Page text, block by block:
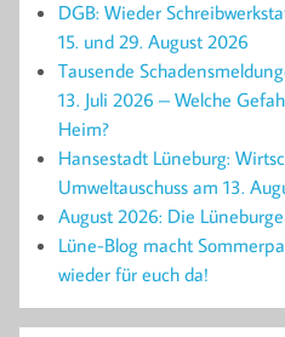
DGB: Wieder
15. und 29. August 2026
Tausende
13. Juli 2026 – Welche
Heim?
Hansestadt Lüneburg:
Umweltauschuss am 13.
August 2026: Die
Lüne-Blog macht
wieder für euch da!